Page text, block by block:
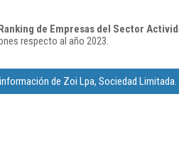
de Empresas del Sector
respecto al año 2023.
de Zoi Lpa, Sociedad Limitada.